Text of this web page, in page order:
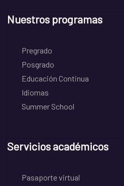
Nuestros programas
Pregrado
Posgrado
Educación Continua
Idiomas
Summer School
Servicios académicos
Pasaporte virtual